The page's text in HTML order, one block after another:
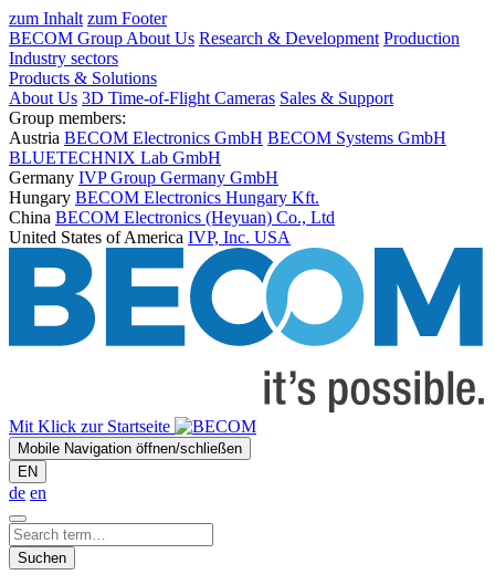
zum Inhalt zum Footer
BECOM Group About Us Research & Development Production
Industry sectors
Products & Solutions
About Us 3D Time-of-Flight Cameras Sales & Support
Group members:
Austria BECOM Electronics GmbH BECOM Systems GmbH
BLUETECHNIX Lab GmbH
Germany IVP Group Germany GmbH
Hungary BECOM Electronics Hungary Kft.
China BECOM Electronics (Heyuan) Co., Ltd
United States of America IVP, Inc. USA
Mit Klick zur Startseite
Mobile Navigation öffnen/schließen
EN
de en
Suchen